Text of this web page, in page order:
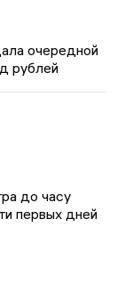
очередной
рублей
до часу
первых дней